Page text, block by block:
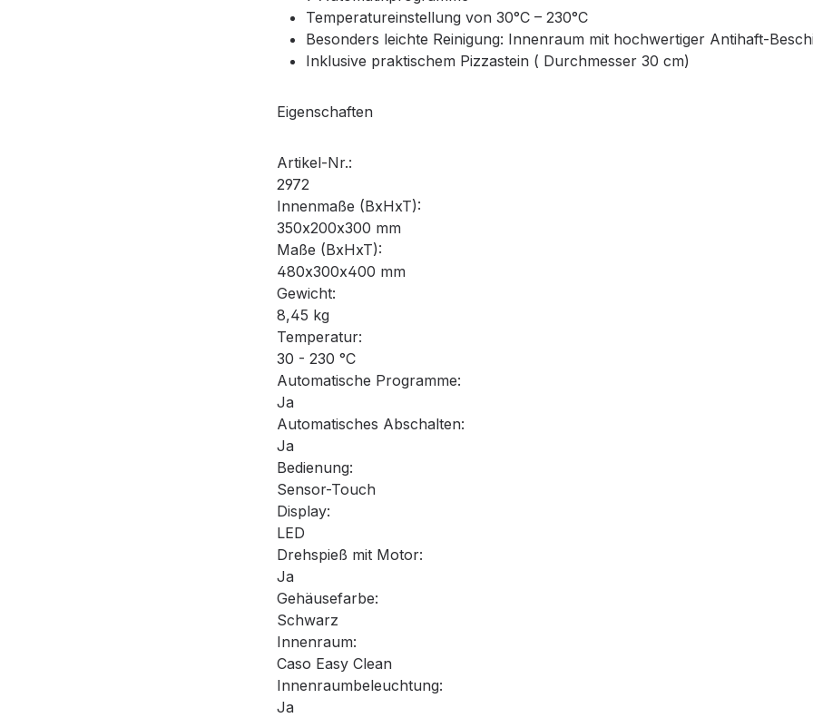
Temperatureinstellung von 30°C – 230°C
Besonders leichte Reinigung: Innenraum mit hochwertiger Antihaft-
Inklusive praktischem Pizzastein ( Durchmesser 30 cm)
Eigenschaften
Artikel-Nr.:
2972
Innenmaße (BxHxT):
350x200x300 mm
Maße (BxHxT):
480x300x400 mm
Gewicht:
8,45 kg
Temperatur:
30 - 230 °C
Automatische Programme:
Ja
Automatisches Abschalten:
Ja
Bedienung:
Sensor-Touch
Display:
LED
Drehspieß mit Motor:
Ja
Gehäusefarbe:
Schwarz
Innenraum:
Caso Easy Clean
Innenraumbeleuchtung:
Ja